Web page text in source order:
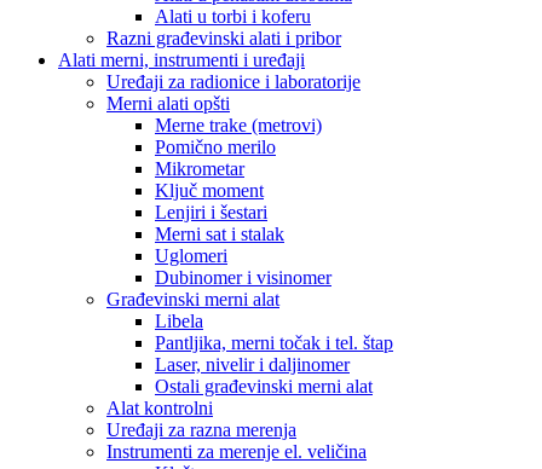
Alati u torbi i koferu
Razni građevinski alati i pribor
Alati merni, instrumenti i uređaji
Uređaji za radionice i laboratorije
Merni alati opšti
Merne trake (metrovi)
Pomično merilo
Mikrometar
Ključ moment
Lenjiri i šestari
Merni sat i stalak
Uglomeri
Dubinomer i visinomer
Građevinski merni alat
Libela
Pantljika, merni točak i tel. štap
Laser, nivelir i daljinomer
Ostali građevinski merni alat
Alat kontrolni
Uređaji za razna merenja
Instrumenti za merenje el. veličina